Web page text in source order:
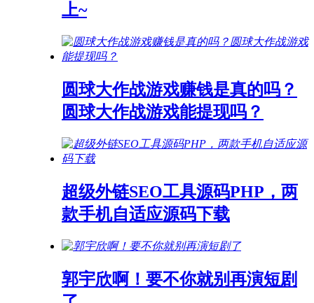
上~
圆球大作战游戏赚钱是真的吗？
圆球大作战游戏能提现吗？
超级外链SEO工具源码PHP，两
款手机自适应源码下载
郭宇欣啊！要不你就别再演短剧